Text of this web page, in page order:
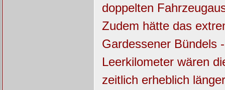
doppelten
Zudem hätte das
Gardessener Bündels
Leerkilometer wären
zeitlich erheblich